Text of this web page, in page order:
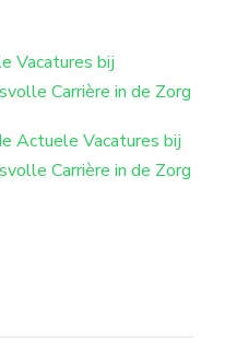
Vacatures bij
Carrière in de Zorg
Actuele Vacatures bij
Carrière in de Zorg